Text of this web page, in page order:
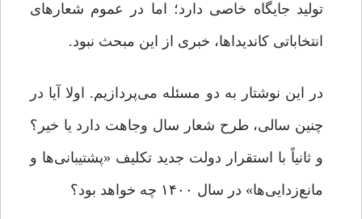
تولید جایگاه خاصی دارد؛ اما در عموم شعارهای
انتخاباتی کاندیداها، خبری از این مبحث نبود.
در این نوشتار به دو مسئله می‌پردازیم. اولا آیا در
چنین سالی، طرح شعار سال وجاهت دارد یا خیر؟
و ثانیاً با استقرار دولت جدید تکلیف «پشتیبانی‌ها و
مانع‌زدایی‌ها» در سال ۱۴۰۰ چه خواهد بود؟